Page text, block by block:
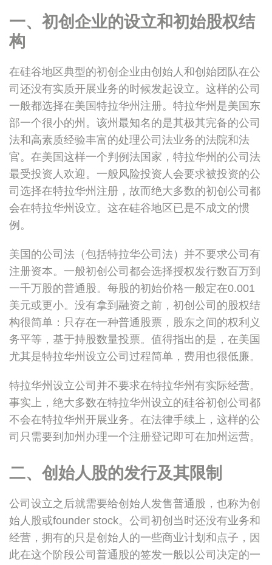
一、初创企业的设立和初始股权结
构
在硅谷地区典型的初创企业由创始人和创始团队在公
司还没有实质开展业务的时候发起设立。这样的公司
一般都选择在美国特拉华州注册。特拉华州是美国东
部一个很小的州。该州最知名的是其极其完备的公司
法和高素质经验丰富的处理公司法业务的法院和法
官。在美国这样一个判例法国家，特拉华州的公司法
最受投资人欢迎。一般风险投资人会要求被投资的公
司选择在特拉华州注册，故而绝大多数的初创公司都
会在特拉华州设立。这在硅谷地区已是不成文的惯
例。
美国的公司法（包括特拉华公司法）并不要求公司有
注册资本。一般初创公司都会选择授权发行数百万到
一千万股的普通股。每股的初始价格一般定在0.001
美元或更小。没有拿到融资之前，初创公司的股权结
构很简单：只存在一种普通股票，股东之间的权利义
务平等，基于持股数量投票。值得指出的是，在美国
尤其是特拉华州设立公司过程简单，费用也很低廉。
特拉华州设立公司并不要求在特拉华州有实际经营。
事实上，绝大多数在特拉华州设立的硅谷初创公司都
不会在特拉华州开展业务。在法律手续上，这样的公
司只需要到加州办理一个注册登记即可在加州运营。
二、创始人股的发行及其限制
公司设立之后就需要给创始人发售普通股，也称为创
始人股或founder stock。公司初创当时还没有业务和
经营，拥有的只是创始人的一些商业计划和点子，因
此在这个阶段公司普通股的签发一般以公司决定的一